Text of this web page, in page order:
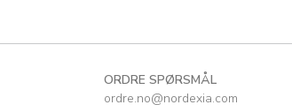
ORDRE SPØRSMÅL
ordre.no@nordexia.com